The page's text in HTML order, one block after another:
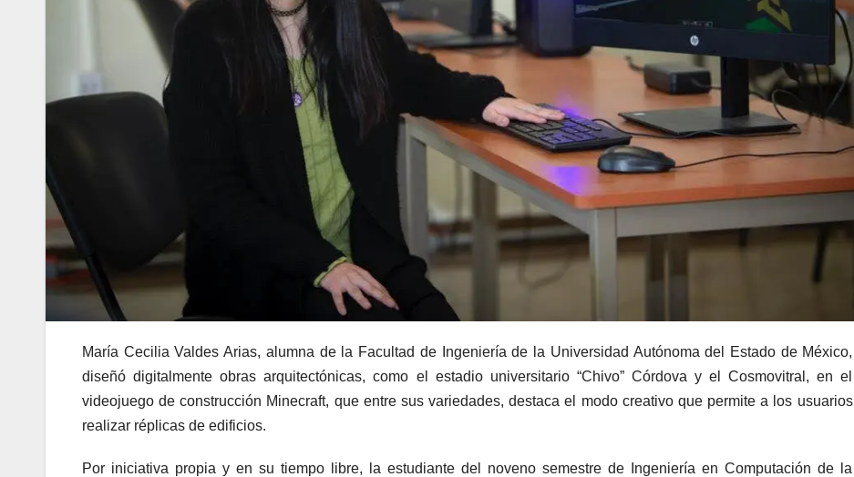
María Cecilia Valdes Arias, alumna de la Facultad de Ingeniería de la Universidad Autónoma del Estado de México,
diseñó digitalmente obras arquitectónicas, como el estadio universitario “Chivo” Córdova y el Cosmovitral, en el
videojuego de construcción Minecraft, que entre sus variedades, destaca el modo creativo que permite a los usuarios
realizar réplicas de edificios.
Por iniciativa propia y en su tiempo libre, la estudiante del noveno semestre de Ingeniería en Computación de la